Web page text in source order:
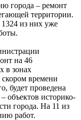
города – ремонт
территории.
из них уже
на 46
в зонах
времени
будет проведена
объектов историко-
города. На 11 из
работ.